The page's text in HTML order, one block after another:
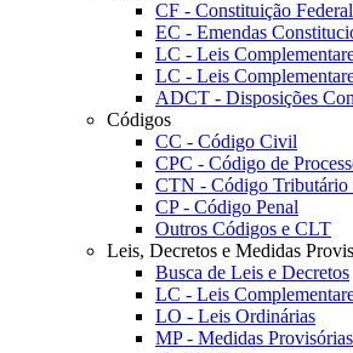
CF - Constituição
EC - Emendas
LC - Leis
LC - Leis
ADCT - Disposições
Códigos
CC - Código Civil
CPC - Código de
CTN - Código Tributário
CP - Código Penal
Outros Códigos e CLT
Leis, Decretos e Medidas
Busca de Leis e Decretos
LC - Leis
LO - Leis Ordinárias
MP - Medidas Provisórias